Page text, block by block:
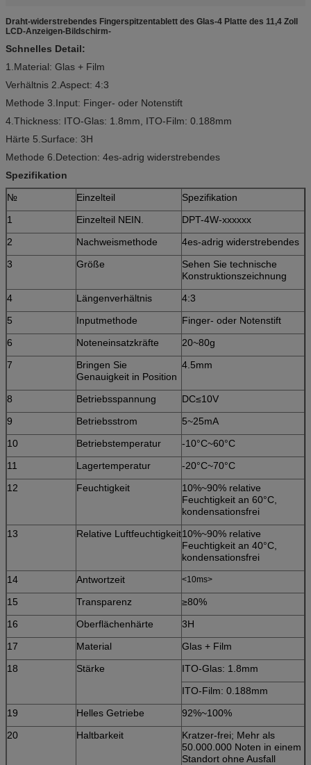
Draht-widerstrebendes Fingerspitzentablett des Glas-4 Platte des 11,4 Zoll
LCD-Anzeigen-Bildschirm-
Schnelles Detail:
1.Material: Glas + Film
Verhältnis 2.Aspect: 4:3
Methode 3.Input: Finger- oder Notenstift
4.Thickness: ITO-Glas: 1.8mm, ITO-Film: 0.188mm
Härte 5.Surface: 3H
Methode 6.Detection: 4es-adrig widerstrebendes
Spezifikation
№
Einzelteil
Spezifikation
1
Einzelteil NEIN.
DPT-4W-xxxxxx
2
Nachweismethode
4es-adrig widerstrebendes
3
Größe
Sehen Sie technische
Konstruktionszeichnung
4
Längenverhältnis
4:3
5
Inputmethode
Finger- oder Notenstift
6
Noteneinsatzkräfte
20~80g
7
Bringen Sie
Genauigkeit in Position
4.5mm
8 Betriebsspannung
DC≤10V
9
Betriebsstrom
5~25mA
10
Betriebstemperatur
-10°C~60°C
11
Lagertemperatur
-20°C~70°C
12
Feuchtigkeit
10%~90% relative
Feuchtigkeit an 60°C,
kondensationsfrei
13
Relative Luftfeuchtigkeit10%~90% relative
Feuchtigkeit an 40°C,
kondensationsfrei
14
Antwortzeit <10ms>
15 Transparenz
≥80%
16
Oberflächenhärte
3H
17
Material
Glas + Film
18
Stärke
ITO-Glas: 1.8mm
ITO-Film: 0.188mm
19
Helles Getriebe
92%~100%
20
Haltbarkeit
Kratzer-frei; Mehr als
50.000.000 Noten in einem
Standort ohne Ausfall